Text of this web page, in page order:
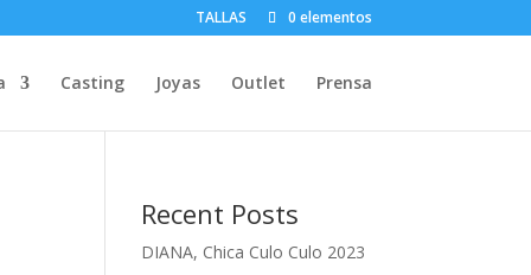
TALLAS 0 elementos
Casting Joyas Outlet Prensa
Recent Posts
DIANA, Chica Culo Culo 2023